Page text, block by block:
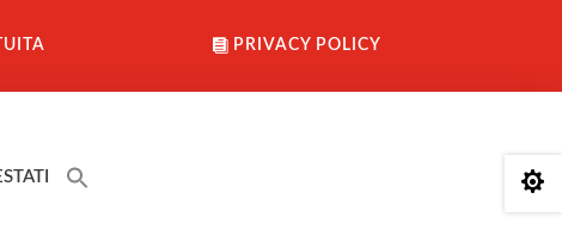
PRIVACY POLICY
